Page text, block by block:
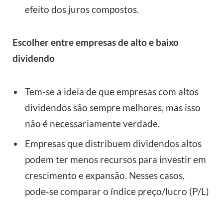
efeito dos juros compostos.
Escolher entre empresas de alto e baixo
dividendo
Tem-se a ideia de que empresas com altos
dividendos são sempre melhores, mas isso
não é necessariamente verdade.
Empresas que distribuem dividendos altos
podem ter menos recursos para investir em
crescimento e expansão. Nesses casos,
pode-se comparar o índice preço/lucro (P/L)